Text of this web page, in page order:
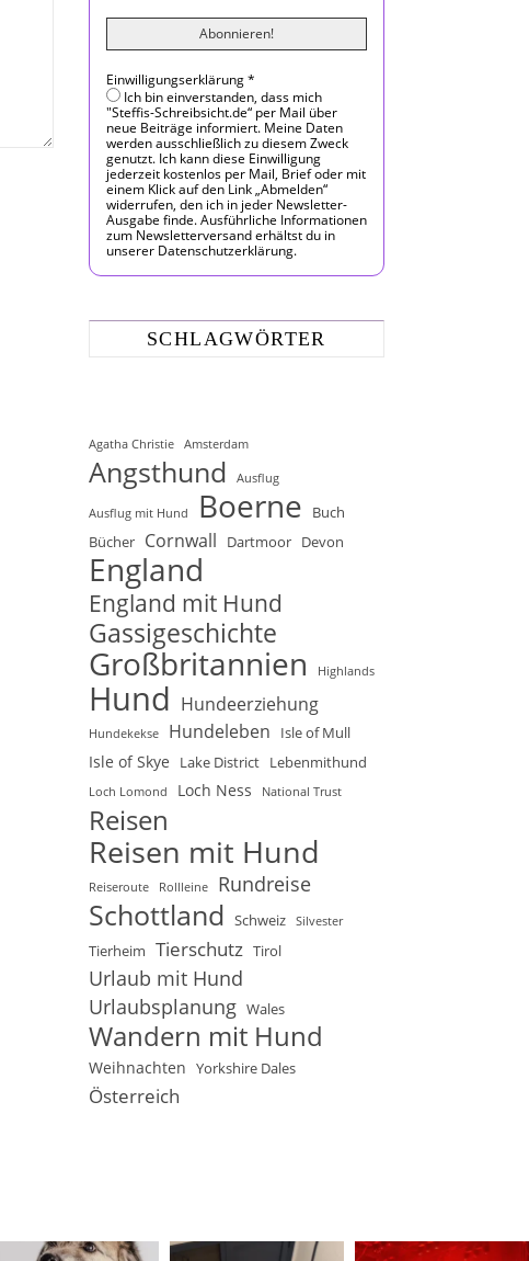
Einwilligungserklärung*
Ich bin einverstanden, dass mich
"Steffis-Schreibsicht.de“ per Mail über
neue Beiträge informiert. Meine Daten
werden ausschließlich zu diesem Zweck
genutzt. Ich kann diese Einwilligung
jederzeit kostenlos per Mail, Brief oder mit
einem Klick auf den Link „Abmelden“
widerrufen, den ich in jeder Newsletter-
Ausgabe finde. Ausführliche Informationen
zum Newsletterversand erhältst du in
unserer Datenschutzerklärung.
SCHLAGWÖRTER
Agatha Christie Amsterdam
Angsthund Ausflug
Ausflug mit Hund Boerne
Buch
Bücher Cornwall Dartmoor Devon
England
England mit Hund
Gassigeschichte
Großbritannien Highlands
Hund Hundeerziehung
Hundekekse Hundeleben Isle of Mull
Isle of Skye Lake District Lebenmithund
Loch Lomond Loch Ness National Trust
Reisen
Reisen mit Hund
Reiseroute Rollleine Rundreise
Schottland Schweiz Silvester
Tierheim Tierschutz Tirol
Urlaub mit Hund
Urlaubsplanung Wales
Wandern mit Hund
Weihnachten Yorkshire Dales
Österreich